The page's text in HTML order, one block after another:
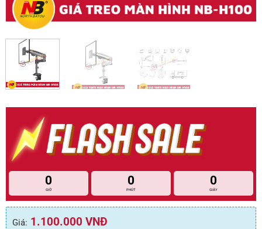
0
GIỜ
0
PHÚT
0
GIÂY
Giá: 1.100.000 VNĐ